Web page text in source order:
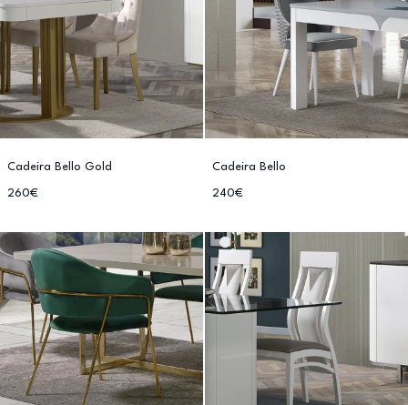
Cadeira Bello Gold
260€
Cadeira Bello
240€